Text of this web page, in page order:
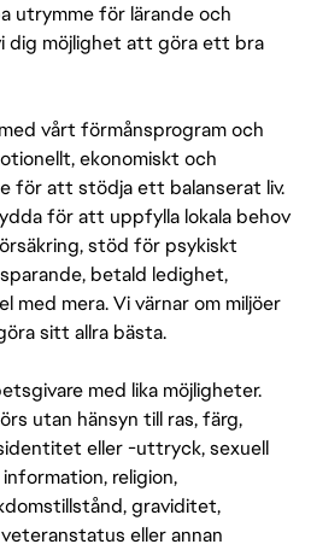
utrymme för lärande och
dig möjlighet att göra ett bra
vårt förmånsprogram och
ekonomiskt och
för att stödja ett balanserat liv.
för att uppfylla lokala behov
stöd för psykiskt
betald ledighet,
med mera. Vi värnar om miljöer
sitt allra bästa.
med lika möjligheter.
utan hänsyn till ras, färg,
eller -uttryck, sexuell
religion,
graviditet,
eller annan